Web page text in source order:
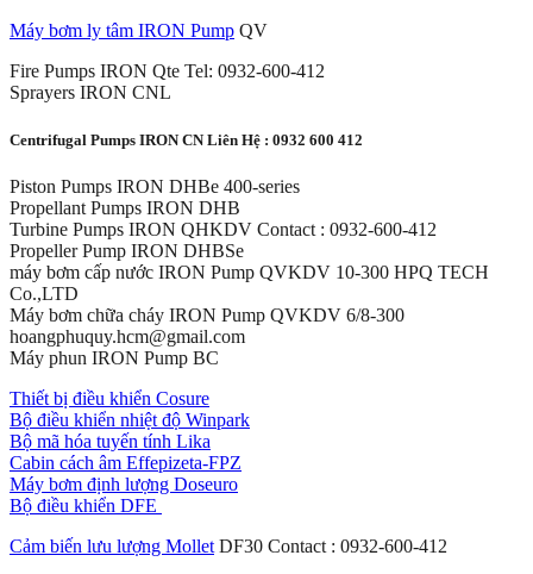
Máy bơm ly tâm IRON Pump QV
Fire Pumps IRON Qte Tel: 0932-600-412
Sprayers IRON CNL
Centrifugal Pumps IRON CN Liên Hệ : 0932 600 412
Piston Pumps IRON DHBe 400-series
Propellant Pumps IRON DHB
Turbine Pumps IRON QHKDV Contact : 0932-600-412
Propeller Pump IRON DHBSe
máy bơm cấp nước IRON Pump QVKDV 10-300 HPQ TECH
Co.,LTD
Máy bơm chữa cháy IRON Pump QVKDV 6/8-300
hoangphuquy.hcm@gmail.com
Máy phun IRON Pump BC
Thiết bị điều khiển Cosure
Bộ điều khiển nhiệt độ Winpark
Bộ mã hóa tuyến tính Lika
Cabin cách âm Effepizeta-FPZ
Máy bơm định lượng Doseuro
Bộ điều khiển DFE
Cảm biến lưu lượng Mollet DF30 Contact : 0932-600-412